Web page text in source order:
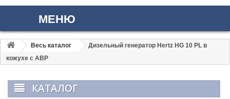
МЕНЮ
Весь каталог
Дизельный генератор Hertz HG 10 PL в
кожухе с АВР
КАТАЛОГ